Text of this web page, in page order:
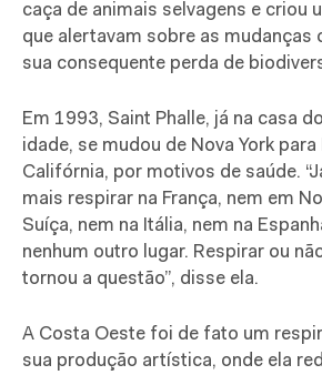
caça de animais selvagens e criou
que alertavam sobre as mudanças
sua consequente perda de
Em 1993, Saint Phalle, já na casa
idade, se mudou de Nova York para
Califórnia, por motivos de saúde.
mais respirar na França, nem em
Suíça, nem na Itália, nem na
nenhum outro lugar. Respirar ou
tornou a questão”, disse ela.
A Costa Oeste foi de fato um
sua produção artística, onde ela